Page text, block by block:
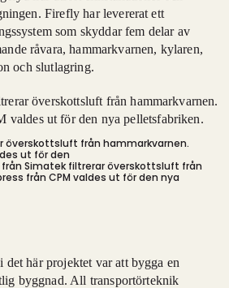
Firefly har levererat ett
som skyddar fem delar av
råvara, hammarkvarnen, kylaren,
och slutlagring.
överskottsluft från hammarkvarnen.
ut för den
från Simatek filtrerar överskottsluft från
från CPM valdes ut för den nya
det här projektet var att bygga en
byggnad. All transportörteknik